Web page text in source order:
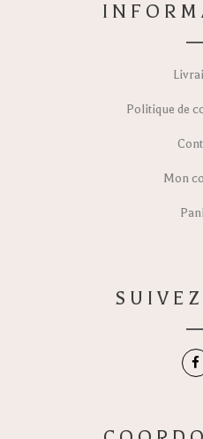
Politique de
Mon